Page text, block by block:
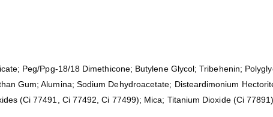
Peg/Ppg-18/18 Dimethicone; Butylene Glycol; Tribehenin;
Gum; Alumina; Sodium Dehydroacetate; Disteardimonium
(Ci 77491, Ci 77492, Ci 77499); Mica; Titanium Dioxide (Ci